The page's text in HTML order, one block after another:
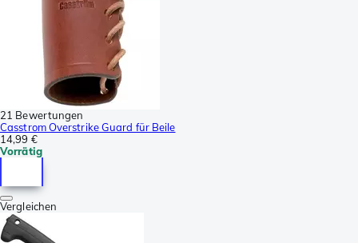
21 Bewertungen
Casstrom Overstrike Guard für Beile
14,99 €
Vorrätig
Vergleichen